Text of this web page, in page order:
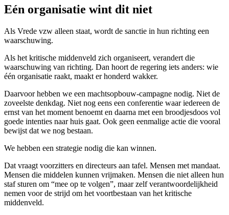
Eén organisatie wint dit niet
Als Vrede vzw alleen staat, wordt de sanctie in hun richting een
waarschuwing.
Als het kritische middenveld zich organiseert, verandert die
waarschuwing van richting. Dan hoort de regering iets anders: wie
één organisatie raakt, maakt er honderd wakker.
Daarvoor hebben we een machtsopbouw-campagne nodig. Niet de
zoveelste denkdag. Niet nog eens een conferentie waar iedereen de
ernst van het moment benoemt en daarna met een broodjesdoos vol
goede intenties naar huis gaat. Ook geen eenmalige actie die vooral
bewijst dat we nog bestaan.
We hebben een strategie nodig die kan winnen.
Dat vraagt voorzitters en directeurs aan tafel. Mensen met mandaat.
Mensen die middelen kunnen vrijmaken. Mensen die niet alleen hun
staf sturen om “mee op te volgen”, maar zelf verantwoordelijkheid
nemen voor de strijd om het voortbestaan van het kritische
middenveld.